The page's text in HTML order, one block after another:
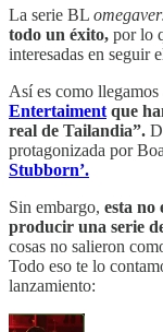
La serie BL
todo un éxito, por lo
interesadas en seguir
Así es como llegamos
Entertaiment que
real de Tailandia”.
protagonizada por
Stubborn’.
Sin embargo, esta no
producir una serie
cosas no salieron
Todo eso te lo
lanzamiento: